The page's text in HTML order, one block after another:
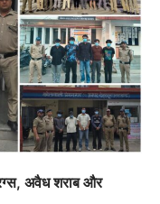
अवैध शराब और